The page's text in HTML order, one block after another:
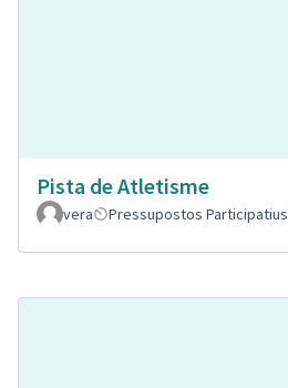
Pista de Atletisme
vera
Pressupostos Participatius